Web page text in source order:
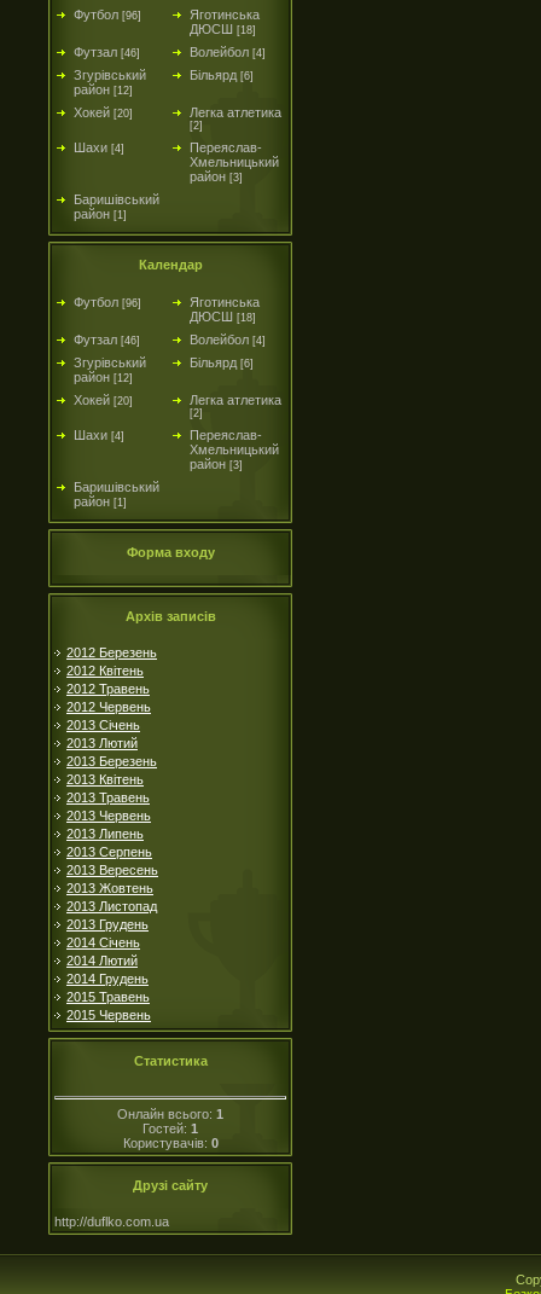
Футбол [96]
Яготинська
ДЮСШ [18]
Футзал [46] Волейбол [4]
Згурівський
район [12]
Більярд [6]
Хокей [20] Легка атлетика
[2]
Шахи [4]
Переяслав-
Хмельницький
район [3]
Баришівський
район [1]
Календар
Футбол [96]
Яготинська
ДЮСШ [18]
Футзал [46] Волейбол [4]
Згурівський
район [12]
Більярд [6]
Хокей [20] Легка атлетика
[2]
Шахи [4]
Переяслав-
Хмельницький
район [3]
Баришівський
район [1]
Форма входу
Архів записів
2012 Березень
2012 Квітень
2012 Травень
2012 Червень
2013 Січень
2013 Лютий
2013 Березень
2013 Квітень
2013 Травень
2013 Червень
2013 Липень
2013 Серпень
2013 Вересень
2013 Жовтень
2013 Листопад
2013 Грудень
2014 Січень
2014 Лютий
2014 Грудень
2015 Травень
2015 Червень
Статистика
Онлайн всього: 1
Гостей: 1
Користувачів: 0
Друзі сайту
http://duflko.com.ua